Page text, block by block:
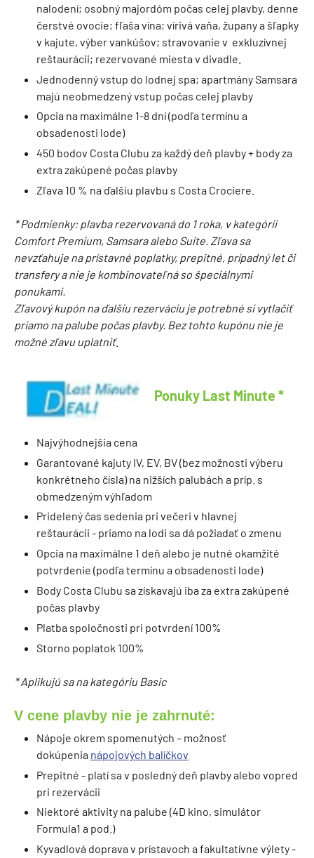
nalodení; osobný majordóm počas celej plavby, denne
čerstvé ovocie; fľaša vína; vírivá vaňa, župany a šľapky
v kajute, výber vankúšov; stravovanie v exkluzívnej
reštaurácii; rezervované miesta v divadle.
Jednodenný vstup do lodnej spa; apartmány Samsara
majú neobmedzený vstup počas celej plavby
Opcia na maximálne 1-8 dní (podľa termínu a
obsadenosti lode)
450 bodov Costa Clubu za každý deň plavby + body za
extra zakúpené počas plavby
Zľava 10 % na ďalšiu plavbu s Costa Crociere.
* Podmienky: plavba rezervovaná do 1 roka, v kategórii
Comfort Premium, Samsara alebo Suite. Zľava sa
nevzťahuje na prístavné poplatky, prepitné, prípadný let či
transfery a nie je kombinovateľná so špeciálnymi
ponukami.
Zľavový kupón na ďalšiu rezerváciu je potrebné si vytlačiť
priamo na palube počas plavby. Bez tohto kupónu nie je
možné zľavu uplatniť.
Ponuky Last Minute*
Najvýhodnejšia cena
Garantované kajuty IV, EV, BV (bez možnosti výberu
konkrétneho čísla) na nižších palubách a príp. s
obmedzeným výhľadom
Pridelený čas sedenia pri večeri v hlavnej
reštaurácii - priamo na lodi sa dá požiadať o zmenu
Opcia na maximálne 1 deň alebo je nutné okamžité
potvrdenie (podľa termínu a obsadenosti lode)
Body Costa Clubu sa získavajú iba za extra zakúpené
počas plavby
Platba spoločnosti pri potvrdení 100%
Storno poplatok 100%
* Aplikujú sa na kategóriu Basic
V cene plavby nie je zahrnuté:
Nápoje okrem spomenutých – možnosť
dokúpenia nápojových balíčkov
Prepitné - platí sa v posledný deň plavby alebo vopred
pri rezervácii
Niektoré aktivity na palube (4D kino, simulátor
Formula1 a pod.)
Kyvadlová doprava v prístavoch a fakultatívne výlety -